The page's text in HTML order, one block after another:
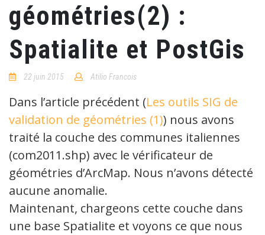
géométries(2) :
Spatialite et PostGis
22 juin 2015 Atilio Francois
Dans l’article précédent (Les outils SIG de
validation de géométries (1)) nous avons
traité la couche des communes italiennes
(com2011.shp) avec le vérificateur de
géométries d’ArcMap. Nous n’avons détecté
aucune anomalie.
Maintenant, chargeons cette couche dans
une base Spatialite et voyons ce que nous